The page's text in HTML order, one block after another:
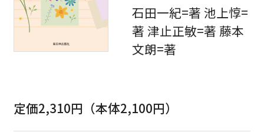
石田一紀=著 池上惇=
著 津止正敏=著 藤本
文朗=著
定価2,310円（本体2,100円）